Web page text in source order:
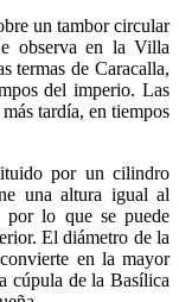
un tambor circular
observa en la Villa
termas de Caracalla,
del imperio. Las
tardía, en tiempos
por un cilindro
una altura igual al
lo que se puede
El diámetro de la
en la mayor
cúpula de la Basílica